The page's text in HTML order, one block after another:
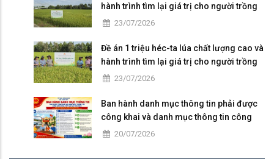
hành trình tìm lại giá trị cho người trồng
lúa 23/07/2026
Đề án 1 triệu héc-ta lúa chất lượng cao và
hành trình tìm lại giá trị cho người trồng
lúa 23/07/2026
Ban hành danh mục thông tin phải được
công khai và danh mục thông tin công
dân được tiếp cận có điều kiện
20/07/2026